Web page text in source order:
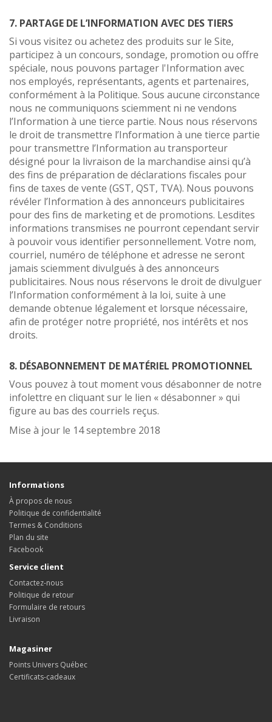
7. PARTAGE DE L’INFORMATION AVEC DES TIERS
Si vous visitez ou achetez des produits sur le Site,
participez à un concours, sondage, promotion ou offre
spéciale, nous pouvons partager l'Information avec
nos employés, représentants, agents et partenaires,
conformément à la Politique. Sous aucune circonstance
nous ne communiquons sciemment ni ne vendons
l’Information à une tierce partie. Nous nous réservons
le droit de transmettre l’Information à une tierce partie
pour transmettre l’Information au transporteur
désigné pour la livraison de la marchandise ainsi qu’à
des fins de préparation de déclarations fiscales pour
fins de taxes de vente (GST, QST, TVA). Nous pouvons
révéler l’Information à des annonceurs publicitaires
pour des fins de marketing et de promotions. Lesdites
informations transmises ne pourront cependant servir
à pouvoir vous identifier personnellement. Votre nom,
courriel, numéro de téléphone et adresse ne seront
jamais sciemment divulgués à des annonceurs
publicitaires. Nous nous réservons le droit de divulguer
l’Information conformément à la loi, suite à une
demande obtenue légalement et lorsque nécessaire,
afin de protéger notre propriété, nos intérêts et nos
droits.
8. DÉSABONNEMENT DE MATÉRIEL PROMOTIONNEL
Vous pouvez à tout moment vous désabonner de notre
infolettre en cliquant sur le lien « désabonner » qui
figure au bas des courriels reçus.
Mise à jour le 14 septembre 2018
Informations
À propos de nous
Politique de confidentialité
Termes & Conditions
Plan du site
Facebook
Service client
Contactez-nous
Politique de retour
Formulaire de retours
Livraison
Magasiner
Points Univers Québec
Certificats-cadeaux